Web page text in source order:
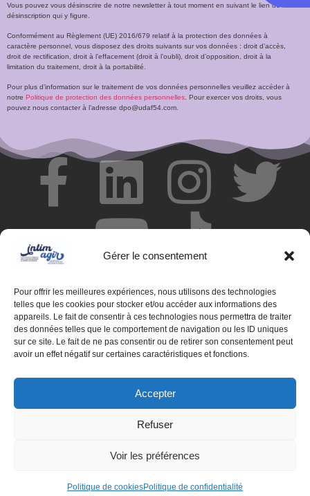
Gérer le consentement
Pour offrir les meilleures expériences, nous utilisons des technologies
telles que les cookies pour stocker et/ou accéder aux informations des
appareils. Le fait de consentir à ces technologies nous permettra de traiter
des données telles que le comportement de navigation ou les ID uniques
sur ce site. Le fait de ne pas consentir ou de retirer son consentement peut
avoir un effet négatif sur certaines caractéristiques et fonctions.
Accepter
Refuser
Voir les préférences
Politique de cookiesPolitique de confidentialité
Vous pouvez vous désinscrire de notre newsletter à tout moment en suivant le lien de
désinscription qui y figure.
Conformément au Règlement (UE) 2016/679 relatif à la protection des données à
caractère personnel, vous disposez des droits suivants sur vos données : droit d’accès,
droit de rectification, droit à l’effacement (droit à l’oubli), droit d’opposition, droit à la
limitation du traitement, droit à la portabilité.
Pour plus d’information sur le traitement de vos données personnelles veuillez accéder à
notre Politique de protection des données personnelles. Pour exercer vos droits, vous
pouvez nous contacter à l’adresse dpo@udaf54.com.
© Centre de ressources INTIMAGIR Grand Est – 124 rue de
Newcastle 54000 NANCY
Mentions légales
Politique de confidentialité
Politique de cookies